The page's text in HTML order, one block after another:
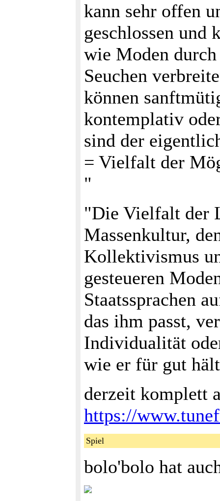
kann sehr offen
geschlossen und
wie Moden
Seuchen
können
kontemplativ
sind der
= Vielfalt der
"
"Die Vielfalt der
Massenkultur,
Kollektivismus
gesteueren
Staatssprachen
das ihm passt,
Individualität
wie er für gut
derzeit komplett
https://
Spiel
bolo'bolo hat